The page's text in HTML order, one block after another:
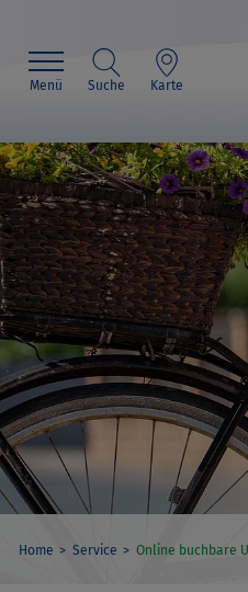
Menü Suche Karte
Home Service Online buchbare